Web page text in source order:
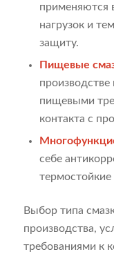
применяются
нагрузок и
защиту.
Пищевые
пищевыми
контакта с
себе
термостойкие
Выбор типа
производства,
требованиями к